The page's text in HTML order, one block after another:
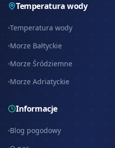
Temperatura wody
Temperatura wody
Morze Bałtyckie
Morze Śródziemne
Morze Adriatyckie
Informacje
Blog pogodowy